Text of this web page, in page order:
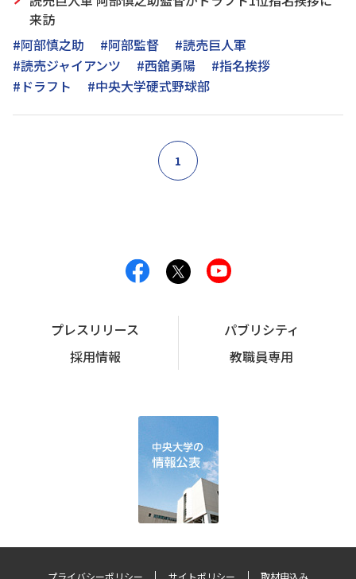
来訪
#阿部慎之助
#阿部監督
#読売巨人軍
#読売ジャイアンツ
#西舘勇陽
#指名挨拶
#ドラフト
#中央大学硬式野球部
1
プレスリリース
パブリシティ
採用情報
教職員専用
プライバシーポリシー サイトポリシー 取材申込み